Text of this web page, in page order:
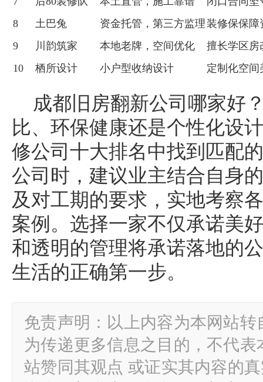
8
土巴兔 资金托管，第三方监理装修保保障
9
川韵筑家 本地老牌，空间优化
擅长学区房
10
栖所设计 小户型收纳设计 定制化空间
成都旧房翻新公司哪家好
比、环保健康还是个性化设
修公司十大排名中找到匹配
公司时，建议业主结合自身
及对工期的要求，实地考察
案例。选择一家不仅承诺美
和透明的管理将承诺落地的
生活的正确第一步。
免责声明：以上内容为本网站
为传递更多信息之目的，不代
站赞同其观点 或证实其内容的